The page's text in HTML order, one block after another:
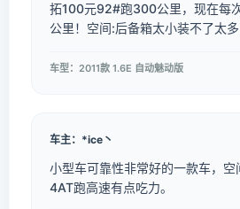
拓100元92#跑300公里，现在每
公里！空间:后备箱太小装不了太多
车型：2011款 1.6E 自动魅动版
车主：*ice丶
小型车可靠性非常好的一款车，空
4AT跑高速有点吃力。